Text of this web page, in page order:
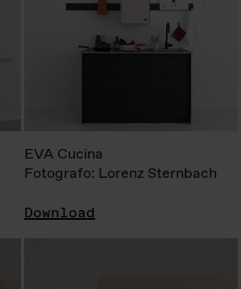
EVA Cucina
Fotografo: Lorenz Sternbach
Download